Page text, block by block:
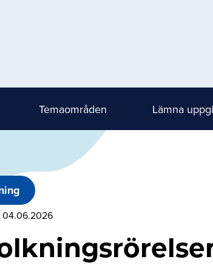
Temaområden Lämna
04.06.2026